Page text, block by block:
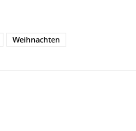
Weihnachten